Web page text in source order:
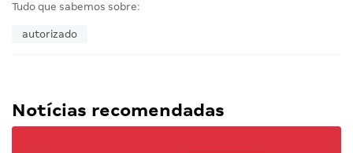
Tudo que sabemos sobre:
autorizado
Notícias recomendadas